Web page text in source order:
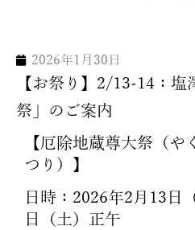
2026年1月30日
【お祭り】2/13-14：
祭」のご案内
【厄除地蔵尊大祭（や
つり）】
日時：2026年2月13日
日（土）正午